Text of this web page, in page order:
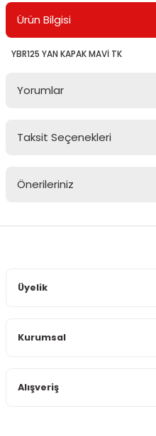
Ürün Bilgisi
YBR125 YAN KAPAK MAVİ TK
Yorumlar
Taksit Seçenekleri
Önerileriniz
Ürün bilgilerinde hatalar
Üyelik
Kurumsal
Alışveriş